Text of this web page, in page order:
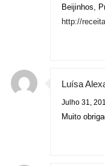
Beijinhos,
http://
Luísa
Julho 31,
Muito